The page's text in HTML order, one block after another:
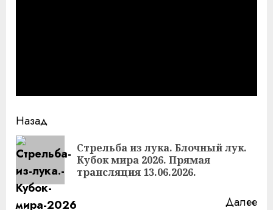
Продолжить
чтение
Назад
Стрельба из лука. Блочный лук.
Кубок мира 2026. Прямая
трансляция 13.06.2026.
Далее